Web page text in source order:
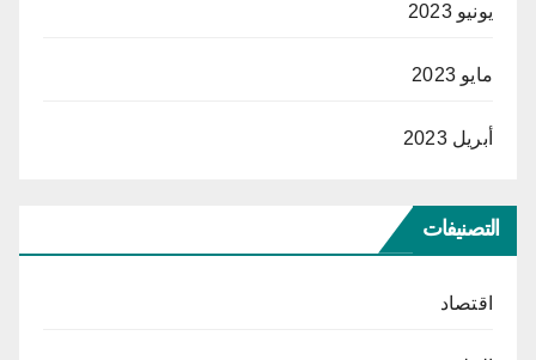
يونيو 2023
مايو 2023
أبريل 2023
التصنيفات
اقتصاد